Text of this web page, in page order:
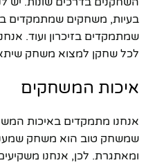
בעיות, משחקים שמתמקדים
שמתמקדים בזיכרון ועוד.
לכל שחקן למצוא משחק
איכות המשחקים
אנחנו מתמקדים באיכות
שמשחק טוב הוא משחק
ומאתגרת. לכן, אנחנו